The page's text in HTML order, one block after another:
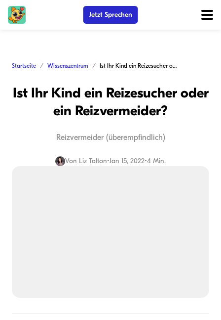
Jetzt Sprechen
Startseite Wissenszentrum Ist Ihr Kind ein Reizesucher oder ein Reizvermeider?
Ist Ihr Kind ein Reizesucher oder
ein Reizvermeider?
Reizvermeider (überempfindlich)
Von Liz Talton•Jan 15, 2022•4 Min.